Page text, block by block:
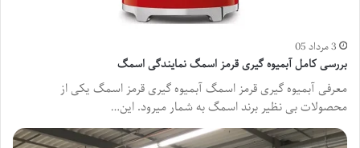
3 مرداد 05
بررسی کامل آبمیوه گیری قرمز اسمگ نمایندگی اسمگ
معرفی آبمیوه گیری قرمز اسمگ آبمیوه گیری قرمز اسمگ یکی از
محصولات بی نظیر برند اسمگ به شمار میرود. این…